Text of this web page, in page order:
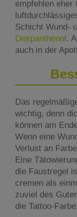
empfehlen eher
Schicht Wund-
Dexpanthenol .
auch in der
Das
wichtig, denn
können am
Wenn eine
Verlust an
Eine
die Faustregel
cremen als
zuviel des
die Tattoo-